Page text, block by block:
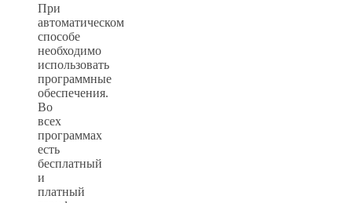
При
автоматическом
способе
необходимо
использовать
программные
обеспечения.
Во
всех
программах
есть
бесплатный
и
платный